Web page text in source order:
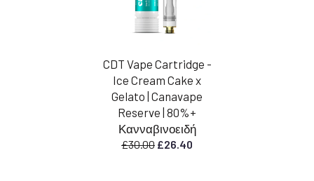
CDT Vape Cartridge -
Ice Cream Cake x
Gelato | Canavape
Reserve | 80%+
Κανναβινοειδή
£30.00 Η
£26.40